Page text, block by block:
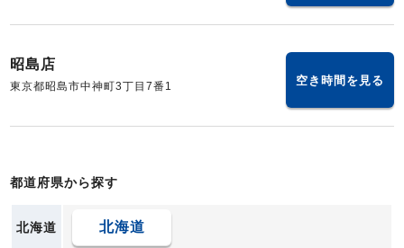
昭島店
東京都昭島市中神町3丁目7番1 空き時間を見る
都道府県から探す
北海道 北海道